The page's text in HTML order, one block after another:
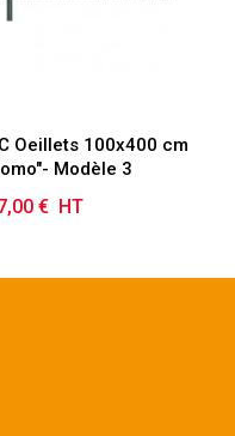
Oeillets 100x400 cm
Modèle 3
Prix
€ HT